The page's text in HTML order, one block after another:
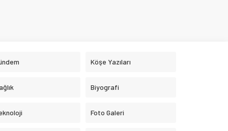
Köşe Yazıları
Biyografi
Foto Galeri